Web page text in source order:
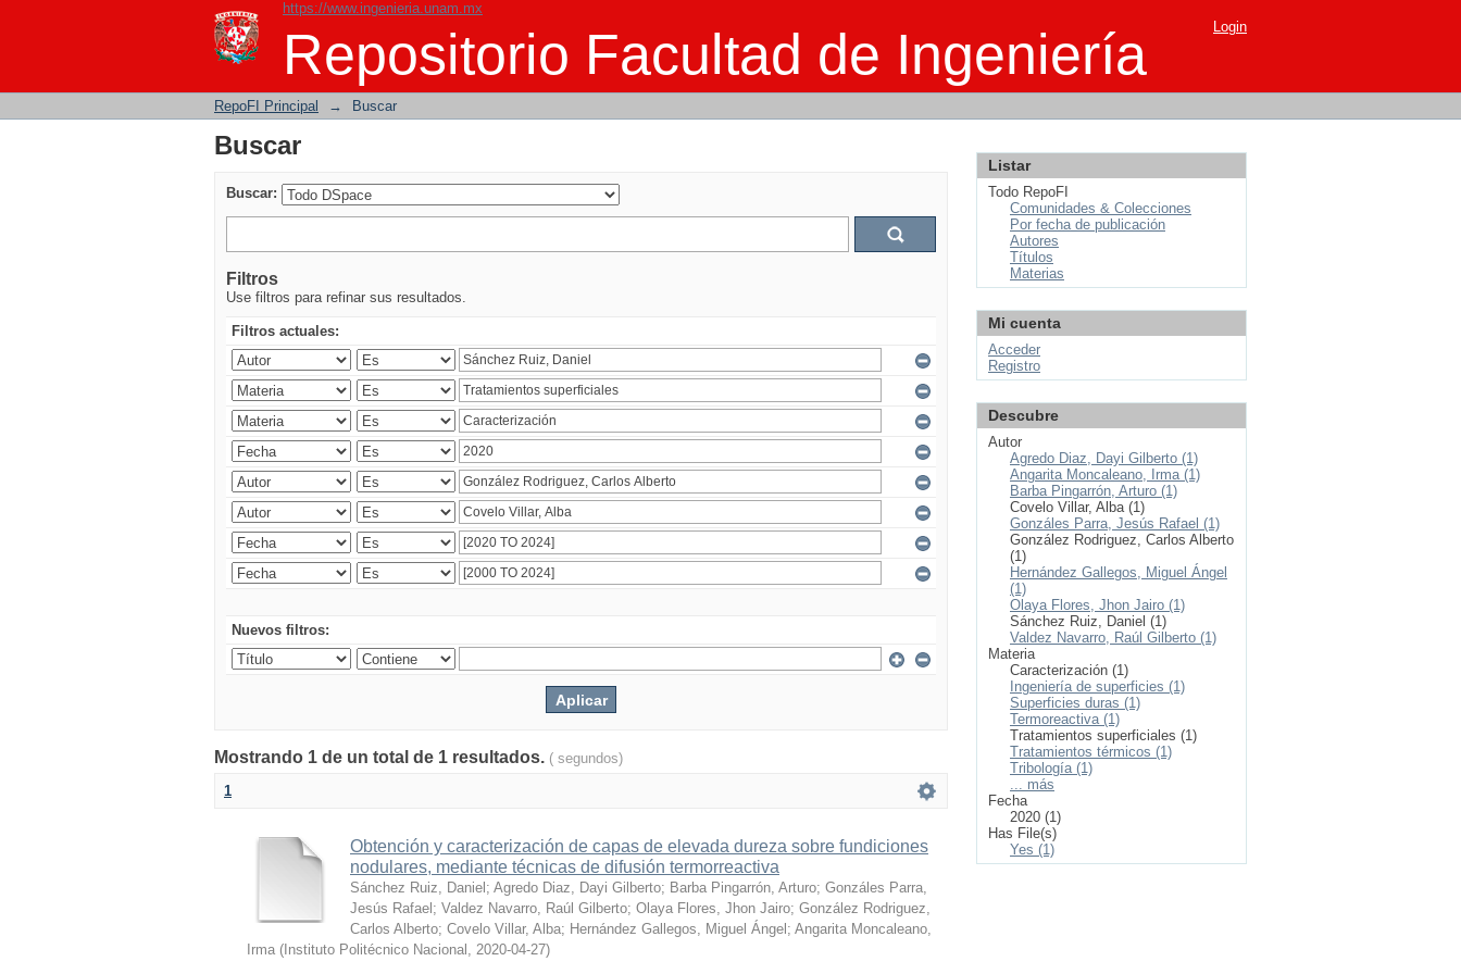
https://www.ingenieria.unam.mx
Repositorio Facultad de Ingeniería
Buscar Login
RepoFI Principal → Buscar
Buscar
Buscar:
Filtros
Use filtros para refinar sus resultados.
Filtros actuales:
Nuevos filtros:
Mostrando 1 de un total de 1 resultados. ( segundos)
1
Obtención y caracterización de capas de elevada dureza sobre fundiciones
nodulares, mediante técnicas de difusión termorreactiva
Sánchez Ruiz, Daniel ; Agredo Diaz, Dayi Gilberto; Barba Pingarrón, Arturo; Gonzáles Parra,
Jesús Rafael ; Valdez Navarro, Raúl Gilberto; Olaya Flores, Jhon Jairo; González Rodriguez,
Carlos Alberto; Covelo Villar, Alba; Hernández Gallegos, Miguel Ángel ; Angarita Moncaleano,
Irma ( Instituto Politécnico Nacional , 2020-04-27)
Listar
Todo RepoFI
Comunidades & Colecciones
Por fecha de publicación
Autores
Títulos
Materias
Mi cuenta
Acceder
Registro
Descubre
Autor
Agredo Diaz, Dayi Gilberto (1)
Angarita Moncaleano, Irma (1)
Barba Pingarrón, Arturo (1)
Covelo Villar, Alba (1)
Gonzáles Parra, Jesús Rafael (1)
González Rodriguez, Carlos Alberto
(1)
Hernández Gallegos, Miguel Ángel
(1)
Olaya Flores, Jhon Jairo (1)
Sánchez Ruiz, Daniel (1)
Valdez Navarro, Raúl Gilberto (1)
Materia
Caracterización (1)
Ingeniería de superficies (1)
Superficies duras (1)
Termoreactiva (1)
Tratamientos superficiales (1)
Tratamientos térmicos (1)
Tribología (1)
... más
Fecha
2020 (1)
Has File(s)
Yes (1)